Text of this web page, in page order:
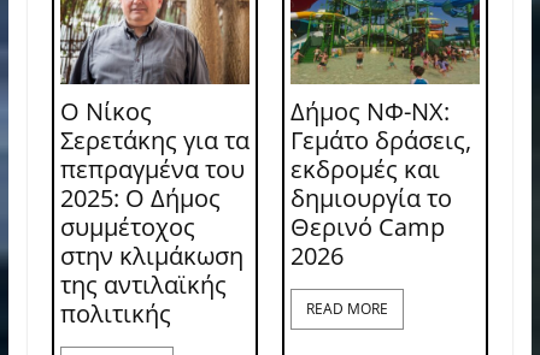
Ο Νίκος
Σερετάκης για τα
πεπραγμένα του
2025: Ο Δήμος
συμμέτοχος
στην κλιμάκωση
της αντιλαϊκής
πολιτικής
Δήμος ΝΦ-ΝΧ:
Γεμάτο δράσεις,
εκδρομές και
δημιουργία το
Θερινό Camp
2026
READ MORE